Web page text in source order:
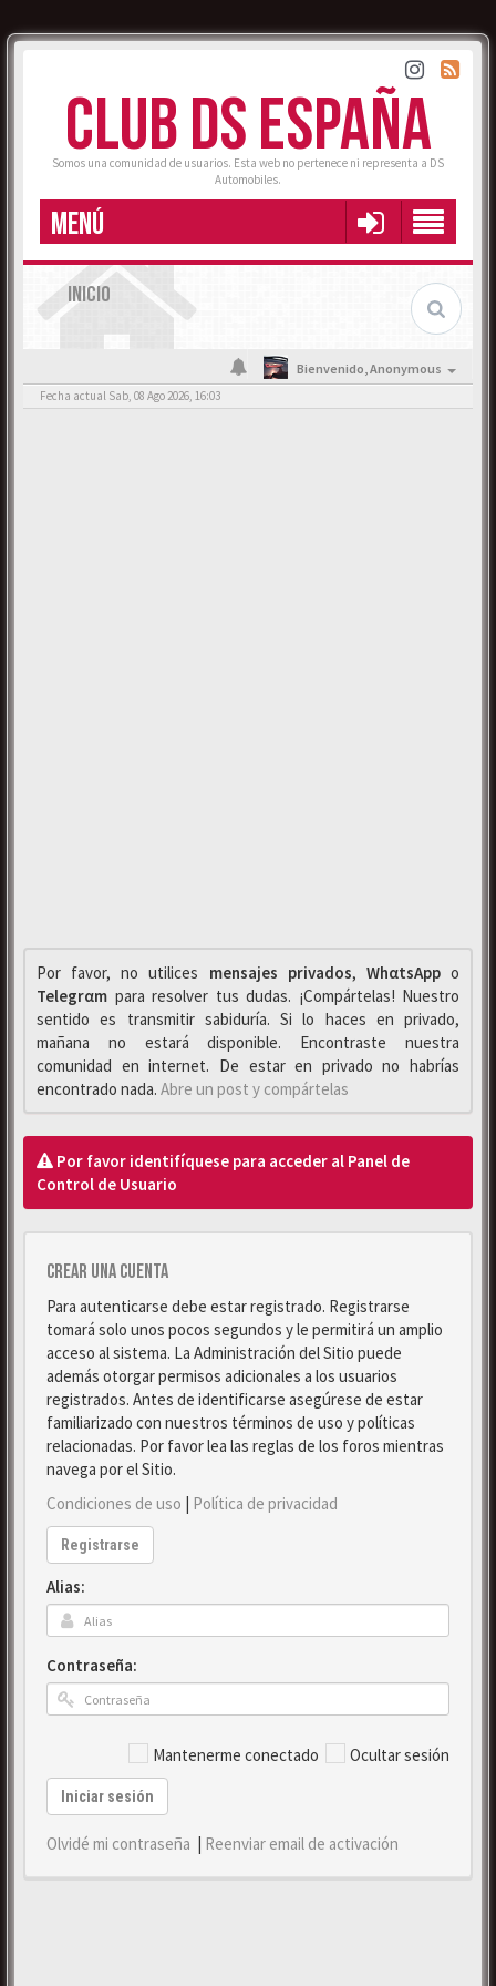
CLUB DS ESPAÑA
Somos una comunidad de usuarios. Esta web no pertenece ni representa a DS
Automobiles.
MENÚ
INICIO
Bienvenido,Anonymous
Fecha actual Sab, 08 Ago 2026, 16:03
Por favor, no utilices mensajes privados, WhαtsAppo
Telegrαm para resolver tus dudas. ¡Compártelas! Nuestro
sentido es transmitir sabiduría. Si lo haces en privado,
mañana no estará disponible. Encontraste nuestra
comunidad en internet. De estar en privado no habrías
encontrado nada. Abre un post y compártelas
Por favor identifíquese para acceder al Panel de
Control de Usuario
Crear una cuenta
Para autenticarse debe estar registrado. Registrarse
tomará solo unos pocos segundos y le permitirá un amplio
acceso al sistema. La Administración del Sitio puede
además otorgar permisos adicionales a los usuarios
registrados. Antes de identificarse asegúrese de estar
familiarizado con nuestros términos de uso y políticas
relacionadas. Por favor lea las reglas de los foros mientras
navega por el Sitio.
Condiciones de uso | Política de privacidad
Registrarse
Alias:
Contraseña:
Mantenerme conectado Ocultar sesión
Iniciar sesión
Olvidé mi contraseña | Reenviar email de activación